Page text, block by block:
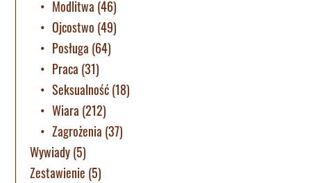
Modlitwa (46)
Ojcostwo (49)
Posługa (64)
Praca (31)
Seksualność(18)
Wiara (212)
Zagrożenia (37)
Wywiady(5)
Zestawienie (5)